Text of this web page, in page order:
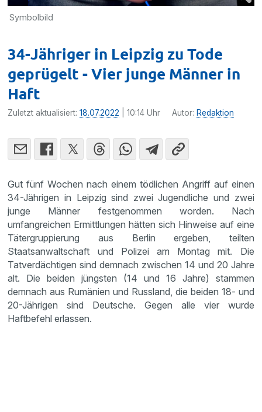
Symbolbild
34-Jähriger in Leipzig zu Tode
geprügelt - Vier junge Männer in
Haft
Zuletzt aktualisiert:18.07.2022 | 10:14 Uhr Autor: Redaktion
Gut fünf Wochen nach einem tödlichen Angriff auf einen
34-Jährigen in Leipzig sind zwei Jugendliche und zwei
junge Männer festgenommen worden. Nach
umfangreichen Ermittlungen hätten sich Hinweise auf eine
Tätergruppierung aus Berlin ergeben, teilten
Staatsanwaltschaft und Polizei am Montag mit. Die
Tatverdächtigen sind demnach zwischen 14 und 20 Jahre
alt. Die beiden jüngsten (14 und 16 Jahre) stammen
demnach aus Rumänien und Russland, die beiden 18- und
20-Jährigen sind Deutsche. Gegen alle vier wurde
Haftbefehl erlassen.